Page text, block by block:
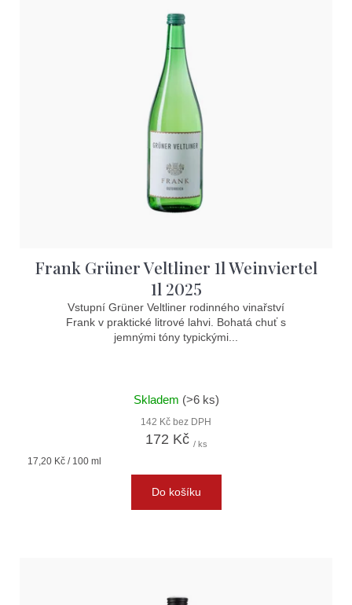
Frank Grüner Veltliner 1l Weinviertel
1l 2025
Vstupní Grüner Veltliner rodinného vinařství
Frank v praktické litrové lahvi. Bohatá chuť s
jemnými tóny typickými...
Skladem (>6 ks)
142 Kč bez DPH
172 Kč / ks
Měrná
17,20 Kč / 100 ml
Do košíku